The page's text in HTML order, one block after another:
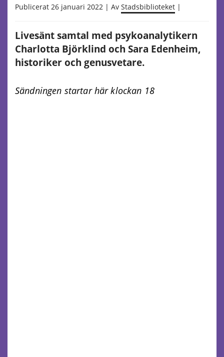
Publicerat 26 januari 2022 | Av Stadsbiblioteket |
Livesänt samtal med psykoanalytikern
Charlotta Björklind och Sara Edenheim,
historiker och genusvetare.
Sändningen startar här klockan 18